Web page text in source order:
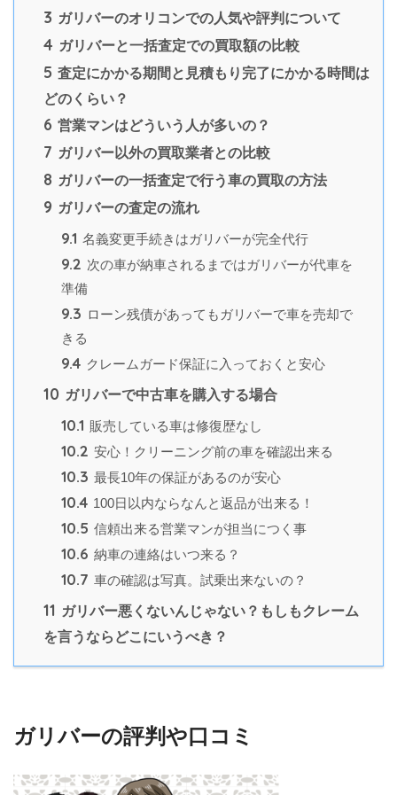
3 ガリバーのオリコンでの人気や評判について
4 ガリバーと一括査定での買取額の比較
5 査定にかかる期間と見積もり完了にかかる時間は
どのくらい？
6 営業マンはどういう人が多いの？
7 ガリバー以外の買取業者との比較
8 ガリバーの一括査定で行う車の買取の方法
9 ガリバーの査定の流れ
9.1 名義変更手続きはガリバーが完全代行
9.2 次の車が納車されるまではガリバーが代車を
準備
9.3 ローン残債があってもガリバーで車を売却で
きる
9.4 クレームガード保証に入っておくと安心
10 ガリバーで中古車を購入する場合
10.1 販売している車は修復歴なし
10.2 安心！クリーニング前の車を確認出来る
10.3 最長10年の保証があるのが安心
10.4 100日以内ならなんと返品が出来る！
10.5 信頼出来る営業マンが担当につく事
10.6 納車の連絡はいつ来る？
10.7 車の確認は写真。試乗出来ないの？
11 ガリバー悪くないんじゃない？もしもクレーム
を言うならどこにいうべき？
ガリバーの評判や口コミ